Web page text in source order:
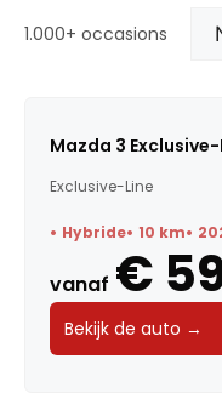
1.000+ occasions
Mazda 3 Exclusive-
Exclusive-Line
Hybride 10 km
vanaf €
Bekijk de auto →